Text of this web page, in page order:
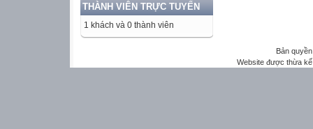
THÀNH VIÊN TRỰC TUYẾN
1 khách và 0 thành viên
Bản
Website được thừa